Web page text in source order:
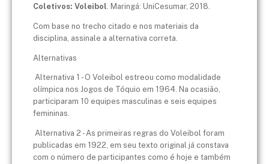
Coletivos: Voleibol . Maringá: UniCesumar, 2018.
Com base no trecho citado e nos materiais da
disciplina, assinale a alternativa correta.
Alternativas
Alternativa 1 - O Voleibol estreou como modalidade
olímpica nos Jogos de Tóquio em 1964. Na ocasião,
participaram 10 equipes masculinas e seis equipes
femininas.
Alternativa 2 - As primeiras regras do Voleibol foram
publicadas em 1922, em seu texto original já constava
com o número de participantes como é hoje e também